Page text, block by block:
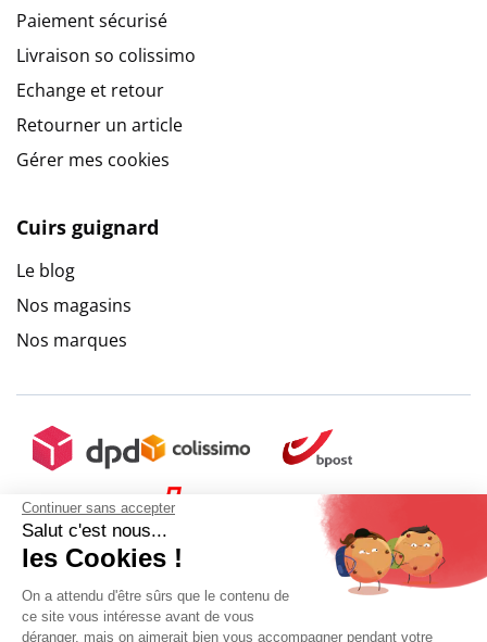
Continuer sans accepter
Salut c'est nous...
les Cookies !
On a attendu d'être sûrs que le contenu de
ce site vous intéresse avant de vous
déranger, mais on aimerait bien vous accompagner pendant votre
Paiement sécurisé
Livraison so colissimo
Echange et retour
Retourner un article
Gérer mes cookies
Cuirs guignard
Le blog
Nos magasins
Nos marques